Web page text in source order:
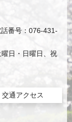
番号：076-431-
日・日曜日、祝
交通アクセス